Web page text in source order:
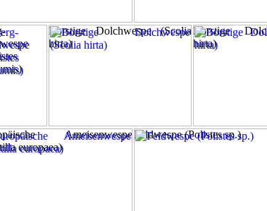
Borstige Dolchwespe (Scolia
hirta)
Borstige
hirta)
Ameisenwespe
europaea)
Feldwespe (Polistes sp.)